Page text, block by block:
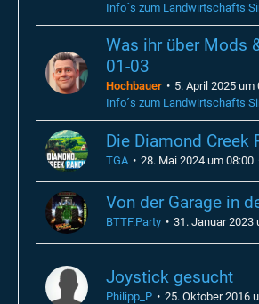
Info´s zum Landwirtschafts
Was ihr über Mods
01-03
Hochbauer
5. April 2025 um
Info´s zum Landwirtschafts
Die Diamond
TGA 28. Mai 2024 um 08:00
Von der Garage in
BTTF.Party 31. Januar 2023
Joystick gesucht
Philipp_P 25. Oktober 2016